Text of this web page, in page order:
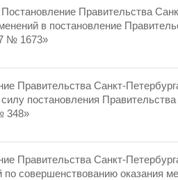
Правительства
в постановление
№ 1673»
Правительства Санкт-
постановления
348»
Правительства Санкт-
по совершенствованию оказания